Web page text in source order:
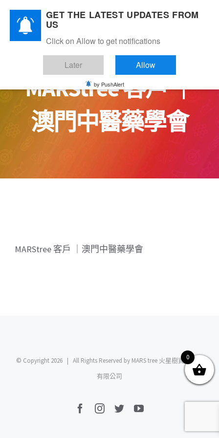
Skip
content
MARStree 客戶 ｜
澳門中醫藥學會
MARStree 客戶 ｜澳門中醫藥學會
© Copyright 2026 | All Rights Reserved by MARS tree 火星樹資訊科技
有限公司
Facebook
Instagram
TwitterYouTube
0
GET THE LATEST UPDATES FROM
US
Click on Allow to get notifications
Later Allow
by PushAlert